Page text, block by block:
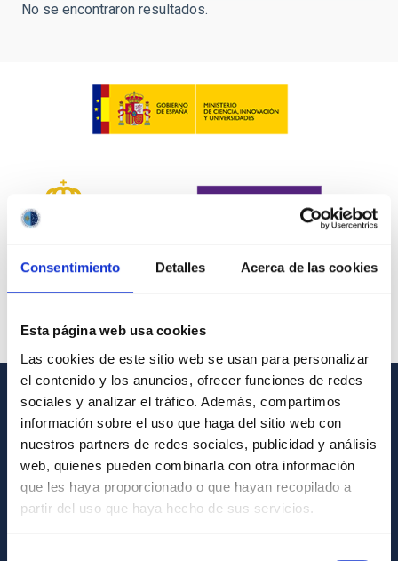
Consentimiento Detalles Acerca de las cookies
Esta página web usa cookies
Las cookies de este sitio web se usan para personalizar
el contenido y los anuncios, ofrecer funciones de redes
sociales y analizar el tráfico. Además, compartimos
información sobre el uso que haga del sitio web con
nuestros partners de redes sociales, publicidad y análisis
web, quienes pueden combinarla con otra información
que les haya proporcionado o que hayan recopilado a
partir del uso que haya hecho de sus servicios.
No se encontraron resultados.
INFORMACIÓN GENERAL
Contacto
Cómo llegar al IAC
Directorio de personal